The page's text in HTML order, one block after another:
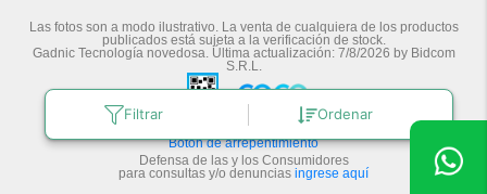
Filtrar Ordenar
Las fotos son a modo ilustrativo. La venta de cualquiera de los productos
publicados está sujeta a la verificación de stock.
Gadnic Tecnología novedosa. Última actualización: 7/8/2026 by Bidcom
S.R.L.
Botón de arrepentimiento
Defensa de las y los Consumidores
para consultas y/o denuncias ingrese aquí